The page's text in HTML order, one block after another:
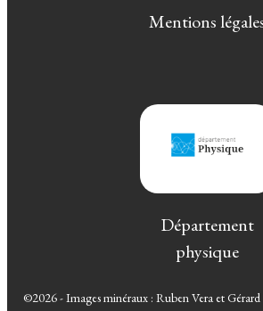
Mentions
Département
physique
©2026 - Images minéraux : Ruben Vera et